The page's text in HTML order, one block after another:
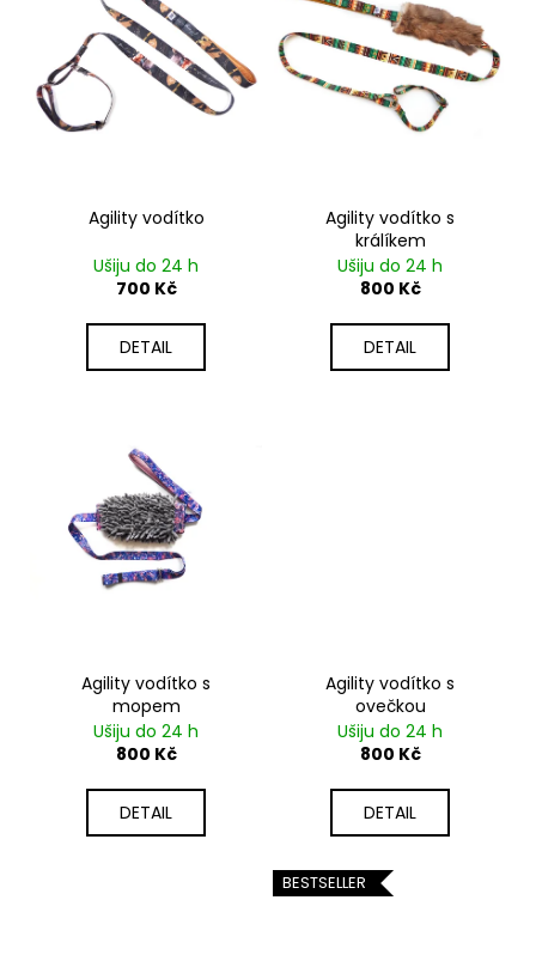
kp
Agility vodítko
Ušiju do 24 h
700 Kč
DETAIL
Agility vodítko s
králíkem
Ušiju do 24 h
800 Kč
DETAIL
Agility vodítko s
mopem
Ušiju do 24 h
800 Kč
DETAIL
Agility vodítko s
ovečkou
Ušiju do 24 h
800 Kč
DETAIL
BESTSELLER
o